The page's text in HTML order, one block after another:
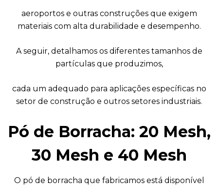
aeroportos e outras construções que exigem
materiais com alta durabilidade e desempenho.
A seguir, detalhamos os diferentes tamanhos de
partículas que produzimos,
cada um adequado para aplicações específicas no
setor de construção e outros setores industriais.
Pó de Borracha: 20 Mesh,
30 Mesh e 40 Mesh
O pó de borracha que fabricamos está disponível